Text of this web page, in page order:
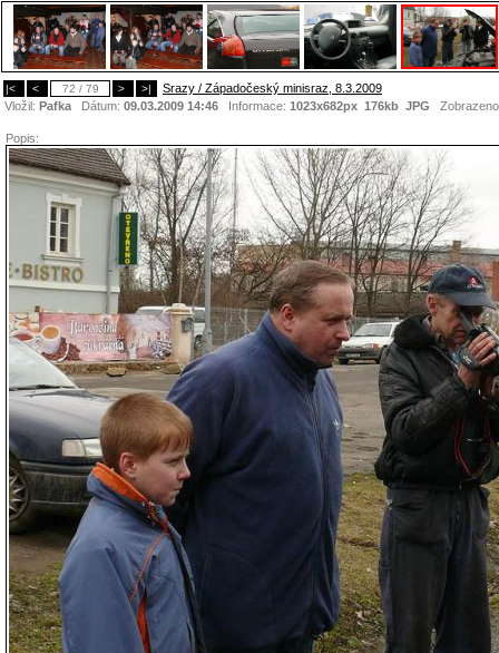
|< < 72 / 79 > >|
Srazy / Západočeský minisraz, 8.3.2009
Vložil: Pafka Dátum: 09.03.2009 14:46 Informace: 1023x682px 176kb JPG
Popis: